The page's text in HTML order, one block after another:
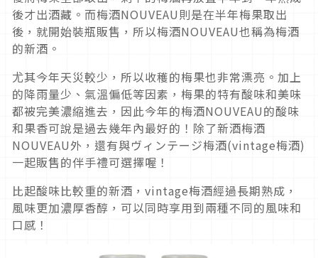
後才出酒藏。而梅酒NOUVEAU則是在半年梅果取出
後，就開始裝瓶販售，所以梅酒NOUVEAU也稱為梅酒
的新酒。
尤其今年天災較少，所以收穫的梅果也非常漂亮。加上
的降雨量少、氣溫偏低等因素，梅果的特有酸味和美味
都被完美濃縮進去，因此今年的梅酒NOUVEAU的酸味
和果香可說是過去幾年內最好的！除了新酒梅酒
NOUVEAU外，還有與ヴィンテージ梅酒(vintage梅酒)
一起販售的伴手禮可選擇喔！
比起酸味比較重的新酒，vintage梅酒經過長期熟成，
風味更加濃厚香醇，可以同時享用到兩種不同的風味和
口感！